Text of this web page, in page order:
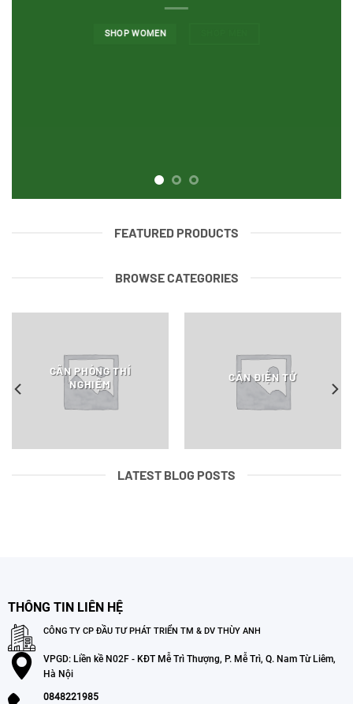
SHOP WOMEN
FEATURED PRODUCTS
BROWSE CATEGORIES
CÂN PHÒNG THÍ
NGHIỆM
CÂN ĐIỆN TỬ
LATEST BLOG POSTS
THÔNG TIN LIÊN HỆ
CÔNG TY CP ĐẦU TƯ PHÁT TRIỂN TM & DV THÙY ANH
VPGD: Liền kề N02F - KĐT Mễ Trì Thượng, P. Mễ Trì, Q. Nam Từ Liêm,
Hà Nội
0848221985